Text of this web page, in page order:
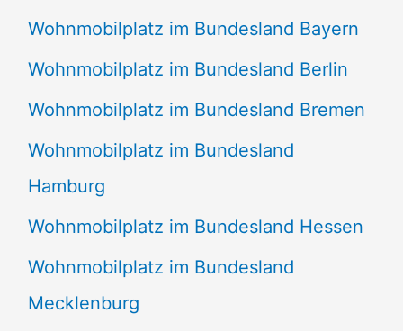
Wohnmobilplatz im Bundesland Bayern
Wohnmobilplatz im Bundesland Berlin
Wohnmobilplatz im Bundesland Bremen
Wohnmobilplatz im Bundesland
Hamburg
Wohnmobilplatz im Bundesland Hessen
Wohnmobilplatz im Bundesland
Mecklenburg